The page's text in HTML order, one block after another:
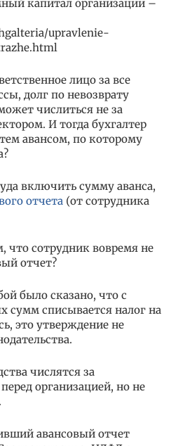
капитал организации –
upravlenie-
лицо за все
долг по невозврату
числиться не за
И тогда бухгалтер
авансом, по которому
включить сумму аванса,
отчета (от сотрудника
что сотрудник вовремя не
отчет?
было сказано, что с
сумм списывается налог на
это утверждение не
числятся за
организацией, но не
авансовый отчет